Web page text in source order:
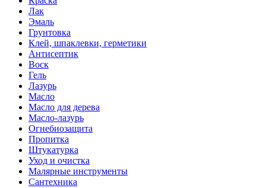
Лак
Эмаль
Грунтовка
Клей, шпаклевки, герметики
Антисептик
Воск
Гель
Лазурь
Масло
Масло для дерева
Масло-лазурь
Огнебиозащита
Пропитка
Штукатурка
Уход и очистка
Малярные инструменты
Сантехника